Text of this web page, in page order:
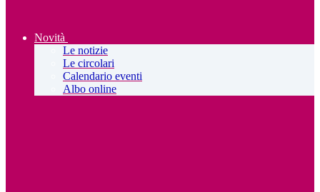
Novità
Le notizie
Le circolari
Calendario eventi
Albo online